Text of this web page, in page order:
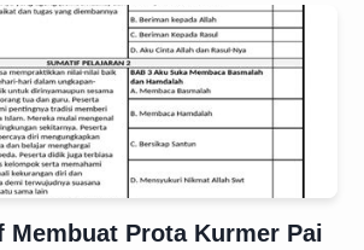
Membuat Prota Kurmer Pai